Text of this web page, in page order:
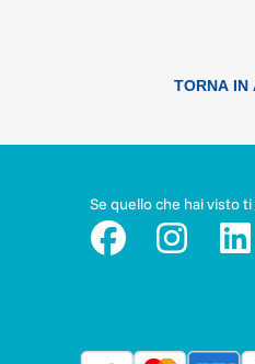
TORNA IN
Se quello che hai visto